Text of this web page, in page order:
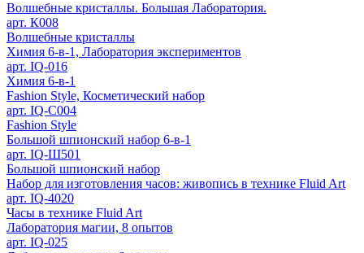
Волшебные кристаллы. Большая Лаборатория.
арт. К008
Волшебные кристаллы
Химия 6-в-1, Лаборатория экспериментов
арт. IQ-016
Химия 6-в-1
Fashion Style, Косметический набор
арт. IQ-C004
Fashion Style
Большой шпионский набор 6-в-1
арт. IQ-Ш501
Большой шпионский набор
Набор для изготовления часов: живопись в технике Fluid Art
арт. IQ-4020
Часы в технике Fluid Art
Лаборатория магии, 8 опытов
арт. IQ-025